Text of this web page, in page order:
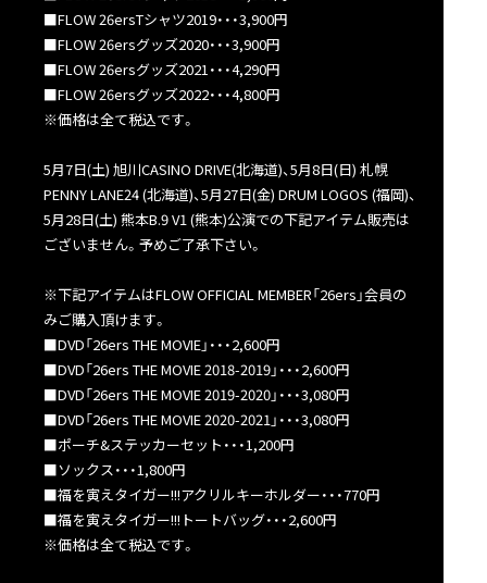
■FLOW 26ersTシャツ2019・・・3,900円
■FLOW 26ersグッズ2020・・・3,900円
■FLOW 26ersグッズ2021・・・4,290円
■FLOW 26ersグッズ2022・・・4,800円
※価格は全て税込です。
5月7日(土) 旭川CASINO DRIVE(北海道)、5月8日(日) 札幌
PENNY LANE24 (北海道)、5月27日(金) DRUM LOGOS (福岡)、
5月28日(土) 熊本B.9 V1 (熊本)公演での下記アイテム販売は
ございません。予めご了承下さい。
※下記アイテムはFLOW OFFICIAL MEMBER「26ers」会員の
みご購入頂けます。
■DVD「26ers THE MOVIE」・・・2,600円
■DVD「26ers THE MOVIE 2018-2019」・・・2,600円
■DVD「26ers THE MOVIE 2019-2020」・・・3,080円
■DVD「26ers THE MOVIE 2020-2021」・・・3,080円
■ポーチ&ステッカーセット・・・1,200円
■ソックス・・・1,800円
■福を寅えタイガー!!!アクリルキーホルダー・・・770円
■福を寅えタイガー!!!トートバッグ・・・2,600円
※価格は全て税込です。